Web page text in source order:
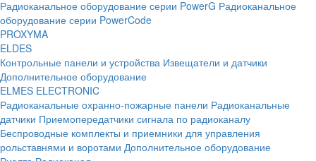
Радиоканальное оборудование серии PowerG Радиоканальное
оборудование серии PowerCode
PROXYMA
ELDES
Контрольные панели и устройства Извещатели и датчики
Дополнительное оборудование
ELMES ELECTRONIC
Радиоканальные охранно-пожарные панели Радиоканальные
датчики Приемопередатчики сигнала по радиоканалу
Беспроводные комплекты и приемники для управления
рольставнями и воротами Дополнительное оборудование